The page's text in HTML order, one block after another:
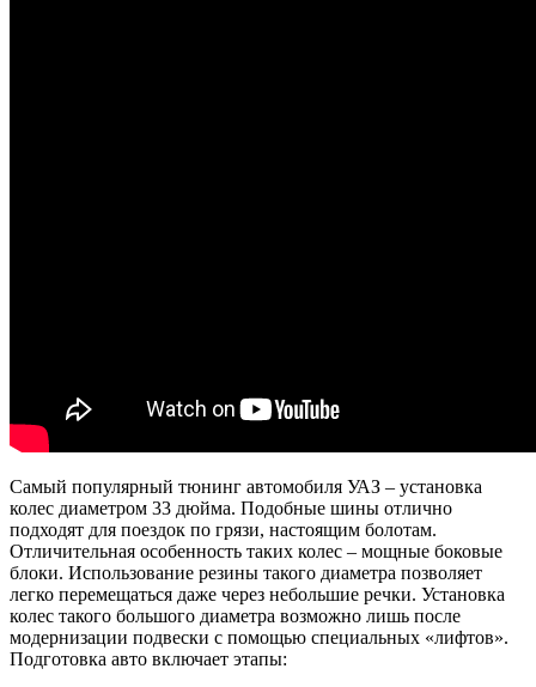
Самый популярный тюнинг автомобиля УАЗ – установка
колес диаметром 33 дюйма. Подобные шины отлично
подходят для поездок по грязи, настоящим болотам.
Отличительная особенность таких колес – мощные боковые
блоки. Использование резины такого диаметра позволяет
легко перемещаться даже через небольшие речки. Установка
колес такого большого диаметра возможно лишь после
модернизации подвески с помощью специальных «лифтов».
Подготовка авто включает этапы: